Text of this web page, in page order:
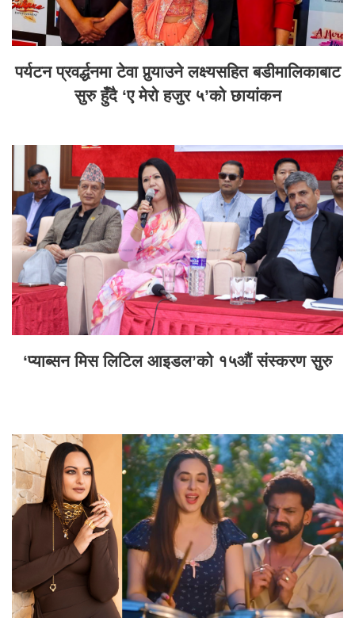
पर्यटन प्रवर्द्धनमा टेवा पुर्‍याउने लक्ष्यसहित बडीमालिकाबाट
सुरु हुँदै ‘ए मेरो हजुर ५’को छायांकन
‘प्याब्सन मिस लिटिल आइडल’को १५औं संस्करण सुरु